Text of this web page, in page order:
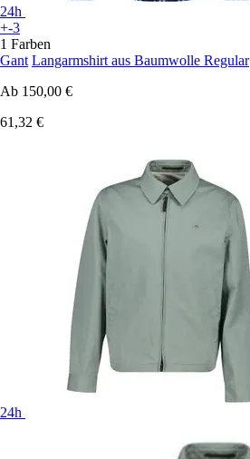
24h
+-3
1 Farben
Gant Langarmshirt aus Baumwolle Regular
Ab 150,00 €
61,32 €
24h